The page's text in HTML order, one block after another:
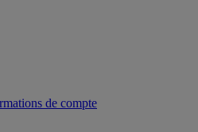
de compte